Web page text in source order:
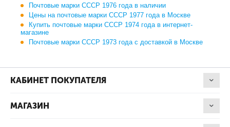
Почтовые марки СССР 1976 года в наличии
Цены на почтовые марки СССР 1977 года в Москве
Купить почтовые марки СССР 1974 года в интернет-
магазине
Почтовые марки СССР 1973 года с доставкой в Москве
КАБИНЕТ ПОКУПАТЕЛЯ
МАГАЗИН